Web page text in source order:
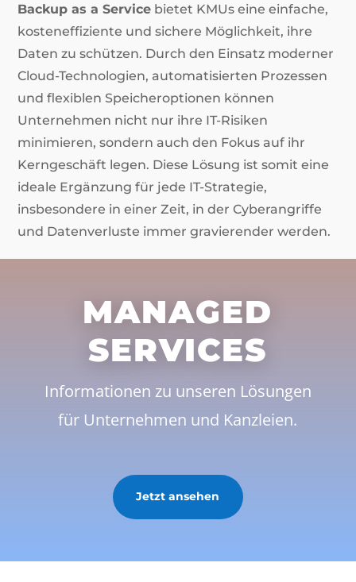
Backup as a Service bietet KMUs eine einfache,
kosteneffiziente und sichere Möglichkeit, ihre
Daten zu schützen. Durch den Einsatz moderner
Cloud-Technologien, automatisierten Prozessen
und flexiblen Speicheroptionen können
Unternehmen nicht nur ihre IT-Risiken
minimieren, sondern auch den Fokus auf ihr
Kerngeschäft legen. Diese Lösung ist somit eine
ideale Ergänzung für jede IT-Strategie,
insbesondere in einer Zeit, in der Cyberangriffe
und Datenverluste immer gravierender werden.
MANAGED
SERVICES
Informationen zu unseren Lösungen
für Unternehmen und Kanzleien.
Jetzt ansehen